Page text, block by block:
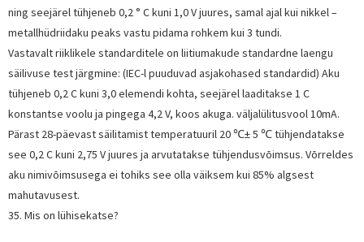
ning seejärel tühjeneb 0,2 ° C kuni 1,0 V juures, samal ajal kui nikkel –
metallhüdriidaku peaks vastu pidama rohkem kui 3 tundi.
Vastavalt riiklikele standarditele on liitiumakude standardne laengu
säilivuse test järgmine: (IEC-l puuduvad asjakohased standardid) Aku
tühjeneb 0,2 C kuni 3,0 elemendi kohta, seejärel laaditakse 1 C
konstantse voolu ja pingega 4,2 V, koos akuga. väljalülitusvool 10mA.
Pärast 28-päevast säilitamist temperatuuril 20 ℃± 5 ℃ tühjendatakse
see 0,2 C kuni 2,75 V juures ja arvutatakse tühjendusvõimsus. Võrreldes
aku nimivõimsusega ei tohiks see olla väiksem kui 85% algsest
mahutavusest.
35. Mis on lühisekatse?